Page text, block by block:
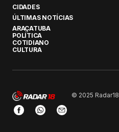
CIDADES
ÚLTIMAS NOTÍCIAS
ARAÇATUBA
POLÍTICA
COTIDIANO
CULTURA
© 2025 Radar18